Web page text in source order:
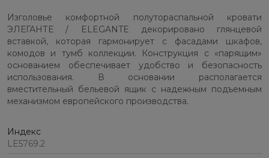
Изголовье комфортной полутораспальной кровати
ЭЛЕГАНТЕ / ELEGANTE декорировано глянцевой
вставкой, которая гармонирует с фасадами шкафов,
комодов и тумб коллекции. Конструкция с «парящим»
основанием обеспечивает удобство и безопасность
использования. В основании располагается
вместительный бельевой ящик с надежным подъемным
механизмом европейского производства.
Индекс
LE5769.2